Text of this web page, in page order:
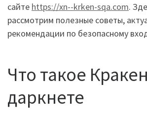
сайте https://xn--krken-sqa.com.
рассмотрим полезные советы,
рекомендации по безопасному
Что такое
даркнете